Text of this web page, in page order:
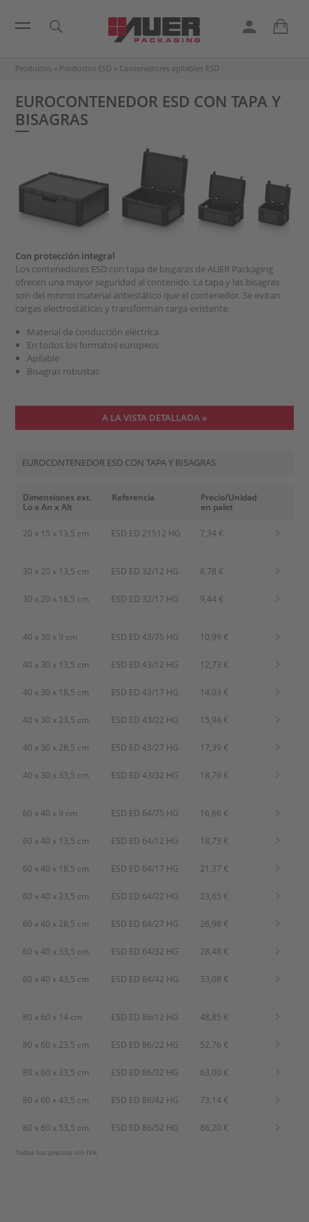
Productos » Productos ESD » Contenedores apilables ESD
EUROCONTENEDOR ESD CON TAPA Y
BISAGRAS
Con protección integral
Los contenedores ESD con tapa de bisgaras de AUER Packaging
ofrecen una mayor seguridad al contenido. La tapa y las bisagras
son del mismo material antiestático que el contenedor. Se evitan
cargas electrostáticas y transforman carga existente.
Material de conducción eléctrica
En todos los formatos europeos
Apilable
Bisagras robustas
A LA VISTA DETALLADA »
EUROCONTENEDOR ESD CON TAPA Y BISAGRAS
Dimensiones ext.
Lo x An x Alt
Referencia
Precio/Unidad
en palet
20 x 15 x 13,5 cm ESD ED 21512 HG 7,34 €
30 x 20 x 13,5 cm ESD ED 32/12 HG 8,78 €
30 x 20 x 18,5 cm ESD ED 32/17 HG 9,44 €
40 x 30 x 9 cm ESD ED 43/75 HG 10,99 €
40 x 30 x 13,5 cm ESD ED 43/12 HG 12,73 €
40 x 30 x 18,5 cm ESD ED 43/17 HG 14,03 €
40 x 30 x 23,5 cm ESD ED 43/22 HG 15,94 €
40 x 30 x 28,5 cm ESD ED 43/27 HG 17,39 €
40 x 30 x 33,5 cm ESD ED 43/32 HG 18,79 €
60 x 40 x 9 cm ESD ED 64/75 HG 16,66 €
60 x 40 x 13,5 cm ESD ED 64/12 HG 18,73 €
60 x 40 x 18,5 cm ESD ED 64/17 HG 21,37 €
60 x 40 x 23,5 cm ESD ED 64/22 HG 23,65 €
60 x 40 x 28,5 cm ESD ED 64/27 HG 26,98 €
60 x 40 x 33,5 cm ESD ED 64/32 HG 28,48 €
60 x 40 x 43,5 cm ESD ED 64/42 HG 33,08 €
80 x 60 x 14 cm ESD ED 86/12 HG 48,85 €
80 x 60 x 23,5 cm ESD ED 86/22 HG 52,76 €
80 x 60 x 33,5 cm ESD ED 86/32 HG 63,00 €
80 x 60 x 43,5 cm ESD ED 86/42 HG 73,14 €
80 x 60 x 53,5 cm ESD ED 86/52 HG 86,20 €
Todos los precios sin IVA